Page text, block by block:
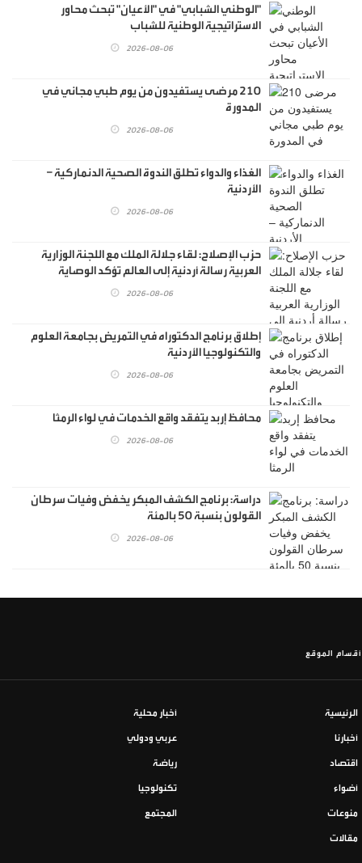
"الوطني الشبابي" في "الأعيان" تبحث محاور
الاستراتيجية الوطنية للشباب
2026-08-06
210 مرضى يستفيدون من يوم طبي مجاني في
المدورة
2026-08-06
الغذاء والدواء تطلق الندوة الصحية الدنماركية –
الأردنية
2026-08-06
حزب الإصلاح: لقاء جلالة الملك مع اللجنة الوزارية
العربية رسالة أردنية إلى العالم تؤكد الوصاية
2026-08-06
إطلاق برنامج الدكتوراه في التمريض بجامعة العلوم
والتكنولوجيا الأردنية
2026-08-06
محافظ إربد يتفقد واقع الخدمات في لواء الرمثا
2026-08-06
دراسة: برنامج الكشف المبكر يخفض وفيات سرطان
القولون بنسبة 50 بالمئة
2026-08-06
أقسام الموقع
الرئيسية أخبار محلية
أخبارنا عربي ودولي
اقتصاد رياضة
أضواء تكنولوجيا
منوعات المجتمع
مقالات